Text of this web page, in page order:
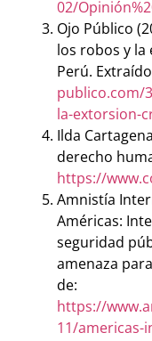
02/
Ojo Público
los robos y
Perú.
publico.com/
la-extorsion-
Ilda
derecho
https://
Amnistía
Américas:
seguridad
amenaza
de:
https://
11/americas-